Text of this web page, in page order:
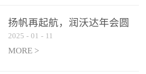
扬帆再起航，润沃达年会圆
满结束！
2025 - 01 - 11
MORE >